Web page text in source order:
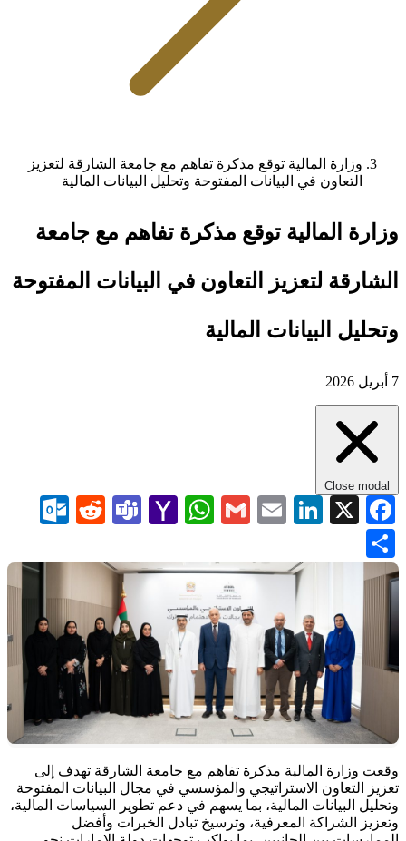
وزارة المالية توقع مذكرة تفاهم مع جامعة الشارقة لتعزيز
التعاون في البيانات المفتوحة وتحليل البيانات المالية
وزارة المالية توقع مذكرة تفاهم مع جامعة
الشارقة لتعزيز التعاون في البيانات المفتوحة
وتحليل البيانات المالية
7 أبريل 2026
Close modal
Facebook
X
LinkedIn
Email
Gmail
WhatsApp
Yahoo
Teams
Reddit
وقعت وزارة المالية مذكرة تفاهم مع جامعة الشارقة تهدف إلى
تعزيز التعاون الاستراتيجي والمؤسسي في مجال البيانات المفتوحة
وتحليل البيانات المالية، بما يسهم في دعم تطوير السياسات المالية،
وتعزيز الشراكة المعرفية، وترسيخ تبادل الخبرات وأفضل